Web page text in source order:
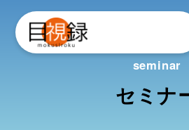
seminar
セミナ